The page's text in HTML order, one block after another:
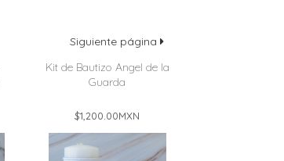
Siguiente página
Kit de Bautizo Angel de la
Guarda
$1,200.00MXN